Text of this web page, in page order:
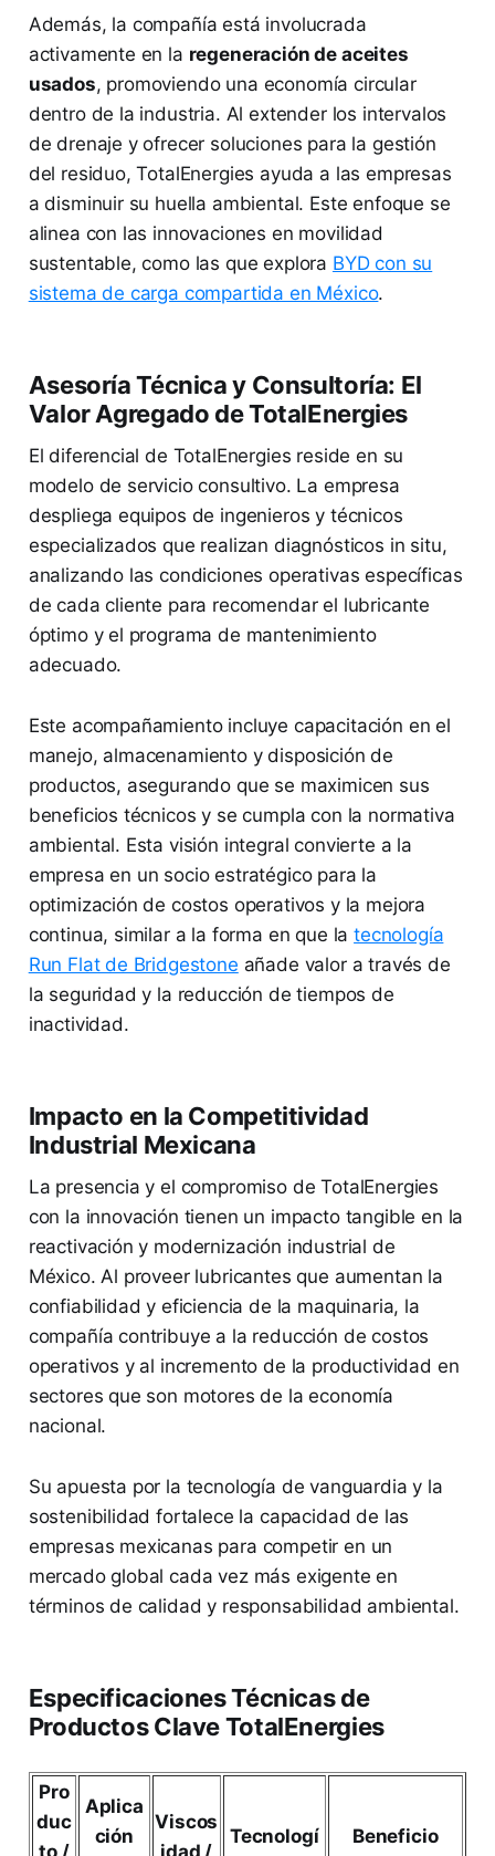
Además, la compañía está involucrada
activamente en la regeneración de aceites
usados, promoviendo una economía circular
dentro de la industria. Al extender los intervalos
de drenaje y ofrecer soluciones para la gestión
del residuo, TotalEnergies ayuda a las empresas
a disminuir su huella ambiental. Este enfoque se
alinea con las innovaciones en movilidad
sustentable, como las que explora BYD con su
sistema de carga compartida en México.
Asesoría Técnica y Consultoría: El
Valor Agregado de TotalEnergies
El diferencial de TotalEnergies reside en su
modelo de servicio consultivo. La empresa
despliega equipos de ingenieros y técnicos
especializados que realizan diagnósticos in situ,
analizando las condiciones operativas específicas
de cada cliente para recomendar el lubricante
óptimo y el programa de mantenimiento
adecuado.
Este acompañamiento incluye capacitación en el
manejo, almacenamiento y disposición de
productos, asegurando que se maximicen sus
beneficios técnicos y se cumpla con la normativa
ambiental. Esta visión integral convierte a la
empresa en un socio estratégico para la
optimización de costos operativos y la mejora
continua, similar a la forma en que latecnología
Run Flat de Bridgestone añade valor a través de
la seguridad y la reducción de tiempos de
inactividad.
Impacto en la Competitividad
Industrial Mexicana
La presencia y el compromiso de TotalEnergies
con la innovación tienen un impacto tangible en la
reactivación y modernización industrial de
México. Al proveer lubricantes que aumentan la
confiabilidad y eficiencia de la maquinaria, la
compañía contribuye a la reducción de costos
operativos y al incremento de la productividad en
sectores que son motores de la economía
nacional.
Su apuesta por la tecnología de vanguardia y la
sostenibilidad fortalece la capacidad de las
empresas mexicanas para competir en un
mercado global cada vez más exigente en
términos de calidad y responsabilidad ambiental.
Especificaciones Técnicas de
Productos Clave TotalEnergies
Pro
duc
Aplica
ción
Viscos
Tecnologí
Beneficio